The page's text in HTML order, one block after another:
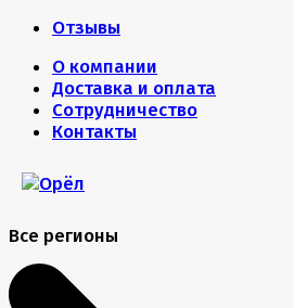
Отзывы
О компании
Доставка и оплата
Сотрудничество
Контакты
Все регионы